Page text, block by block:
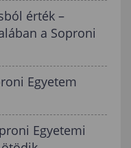
érték –
a Soproni
Egyetem
Egyetemi